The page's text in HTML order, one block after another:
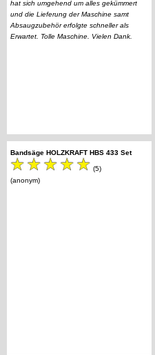
hat sich umgehend um alles gekümmert
und die Lieferung der Maschine samt
Absaugzubehör erfolgte schneller als
Erwartet. Tolle Maschine. Vielen Dank.
Bandsäge HOLZKRAFT HBS 433 Set
(5)
(anonym)